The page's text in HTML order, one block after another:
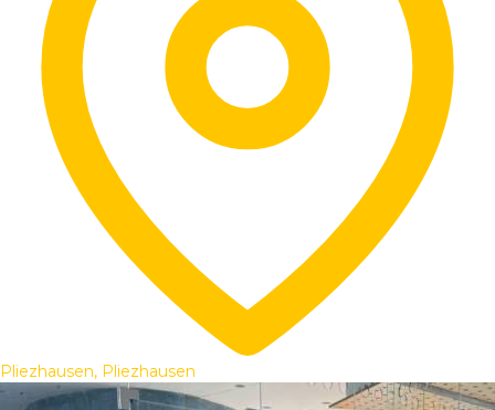
Pliezhausen, Pliezhausen